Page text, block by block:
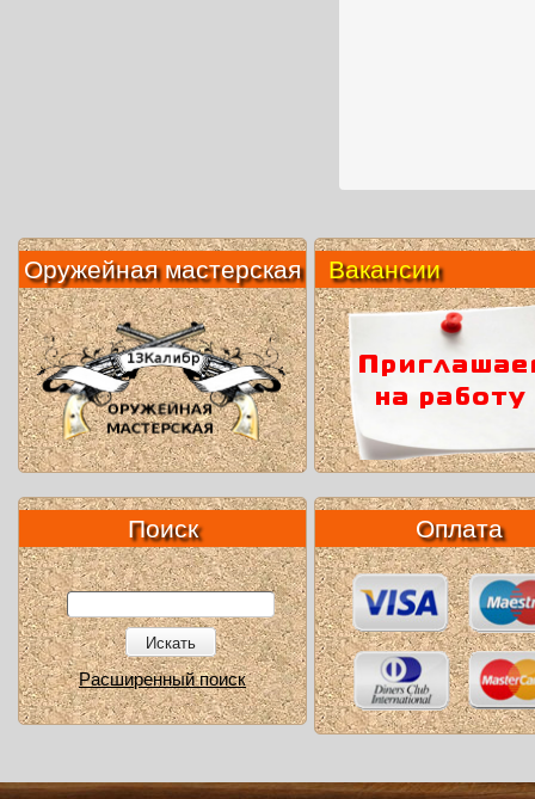
Оружейная мастерскаяВакансии
Поиск
Искать
Расширенный поиск
Оплата